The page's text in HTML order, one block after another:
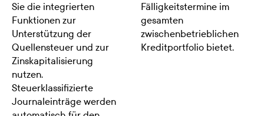
Sie die integrierten
Funktionen zur
Unterstützung der
Quellensteuer und zur
Zinskapitalisierung
nutzen.
Steuerklassifizierte
Journaleinträge werden
Fälligkeitstermine im
gesamten
zwischenbetrieblichen
Kreditportfolio bietet.